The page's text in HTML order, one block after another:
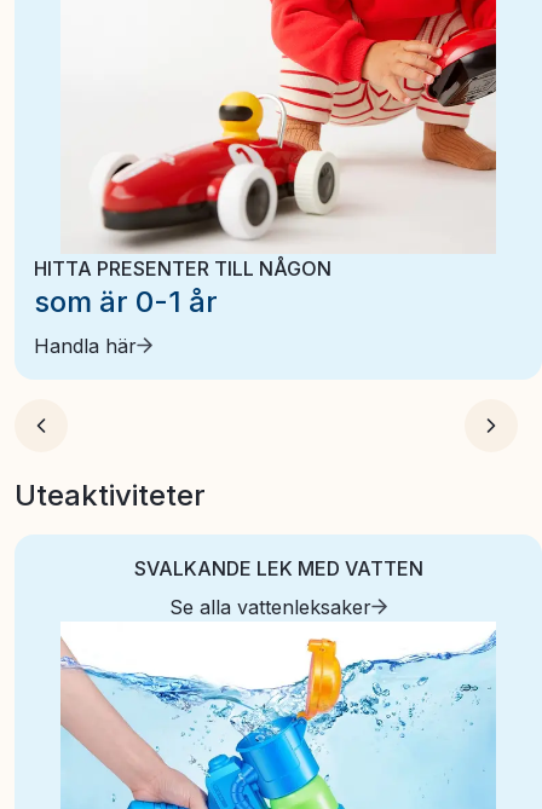
HITTA PRESENTER TILL NÅGON
som är 0-1 år
Handla här
Uteaktiviteter
SVALKANDE LEK MED VATTEN
Se alla vattenleksaker